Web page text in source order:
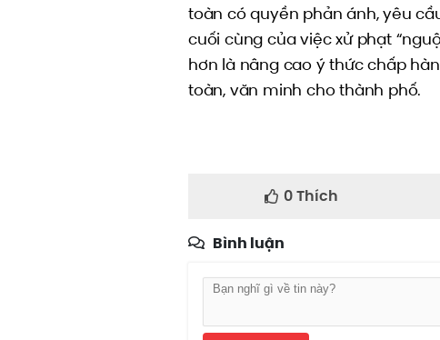
toàn có quyền phản ánh, yêu
cuối cùng của việc xử phạt
hơn là nâng cao ý thức chấp
toàn, văn minh cho thành phố.
0Thích
Bình luận